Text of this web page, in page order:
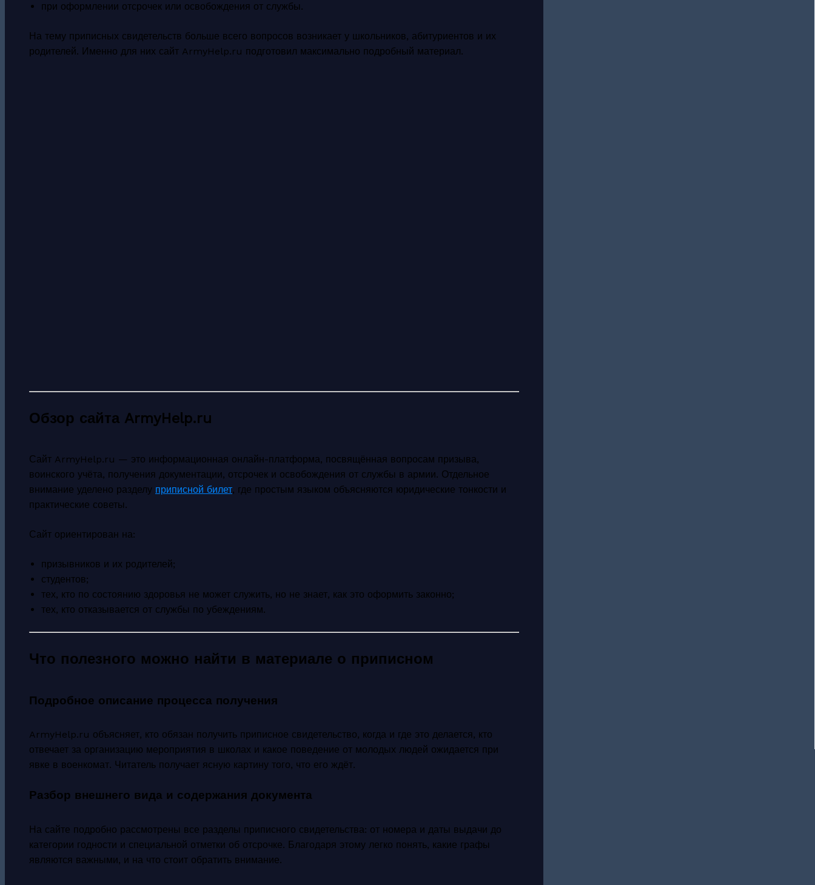
при оформлении отсрочек или освобождения от службы.
На тему приписных свидетельств больше всего вопросов возникает у школьников, абитуриентов и их
родителей. Именно для них сайт ArmyHelp.ru подготовил максимально подробный материал.
Обзор сайта ArmyHelp.ru
Сайт ArmyHelp.ru — это информационная онлайн-платформа, посвящённая вопросам призыва,
воинского учёта, получения документации, отсрочек и освобождения от службы в армии. Отдельное
внимание уделено разделу приписной билет, где простым языком объясняются юридические тонкости и
практические советы.
Сайт ориентирован на:
призывников и их родителей;
студентов;
тех, кто по состоянию здоровья не может служить, но не знает, как это оформить законно;
тех, кто отказывается от службы по убеждениям.
Что полезного можно найти в материале о приписном
Подробное описание процесса получения
ArmyHelp.ru объясняет, кто обязан получить приписное свидетельство, когда и где это делается, кто
отвечает за организацию мероприятия в школах и какое поведение от молодых людей ожидается при
явке в военкомат. Читатель получает ясную картину того, что его ждёт.
Разбор внешнего вида и содержания документа
На сайте подробно рассмотрены все разделы приписного свидетельства: от номера и даты выдачи до
категории годности и специальной отметки об отсрочке. Благодаря этому легко понять, какие графы
являются важными, и на что стоит обратить внимание.